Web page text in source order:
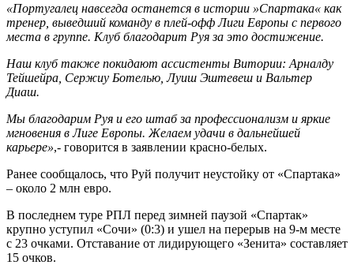
«Португалец навсегда останется в истории »Спартака« как
тренер, выведший команду в плей-офф Лиги Европы с первого
места в группе. Клуб благодарит Руя за это достижение.
Наш клуб также покидают ассистенты Витории: Арналду
Тейшейра, Сержиу Ботелью, Луиш Эштевеш и Вальтер
Диаш.
Мы благодарим Руя и его штаб за профессионализм и яркие
мгновения в Лиге Европы. Желаем удачи в дальнейшей
карьере»,- говорится в заявлении красно-белых.
Ранее сообщалось, что Руй получит неустойку от «Спартака»
– около 2 млн евро.
В последнем туре РПЛ перед зимней паузой «Спартак»
крупно уступил «Сочи» (0:3) и ушел на перерыв на 9-м месте
с 23 очками. Отставание от лидирующего «Зенита» составляет
15 очков.